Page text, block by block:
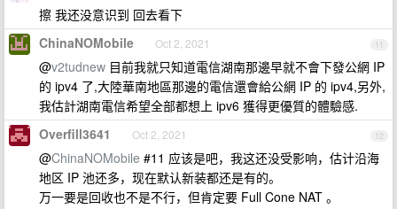
擦 我还没意识到 回去看下
11
ChinaNOMobile Oct 2, 2021
@v2tudnew 目前我就只知道電信湖南那邊早就不會下發公網 IP
的 ipv4 了,大陸華南地區那邊的電信還會給公網 IP 的 ipv4,另外,
我估計湖南電信希望全部都想上 ipv6 獲得更優質的體驗感.
12
Overfill3641 Oct 2, 2021
@ChinaNOMobile #11 应该是吧，我这还没受影响，估计沿海
地区 IP 池还多，现在默认新装都还是有的。
万一要是回收也不是不行，但肯定要 Full Cone NAT 。